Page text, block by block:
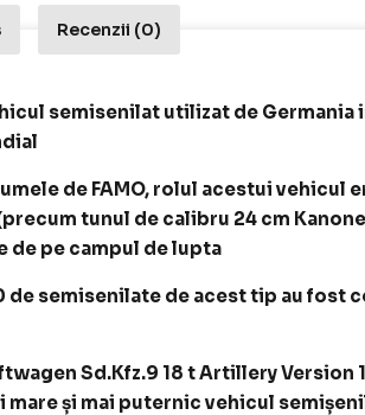
Recenzii (0)
semisenilat utilizat de
de FAMO, rolul acestui vehicul
tunul de calibru 24 cm
de pe campul de lupta
semisenilate de acest tip au fost
Sd.Kfz.9 18 t Artillery Version
mare și mai puternic vehicul